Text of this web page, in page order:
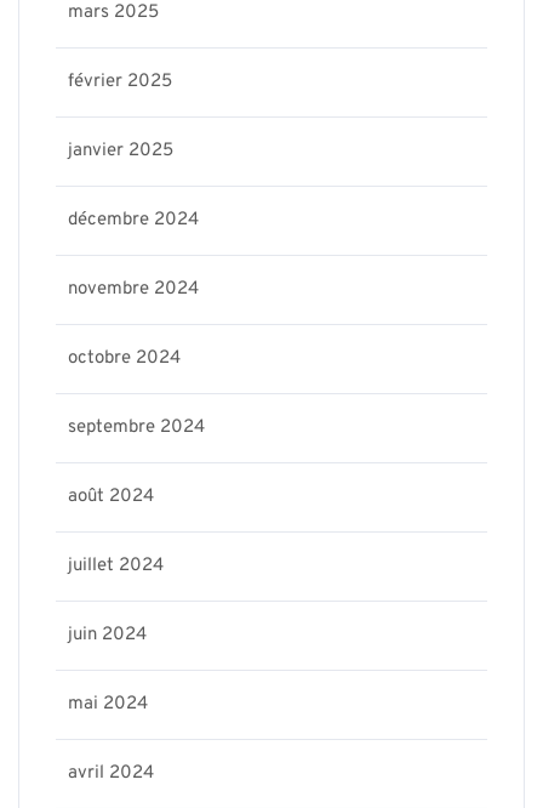
mars 2025
février 2025
janvier 2025
décembre 2024
novembre 2024
octobre 2024
septembre 2024
août 2024
juillet 2024
juin 2024
mai 2024
avril 2024